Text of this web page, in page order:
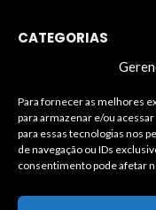
Para fornecer as melhores
para armazenar e/ou
para essas tecnologias nos
de navegação ou IDs
consentimento pode afetar
CATEGORIAS
INFORMAÇÕES